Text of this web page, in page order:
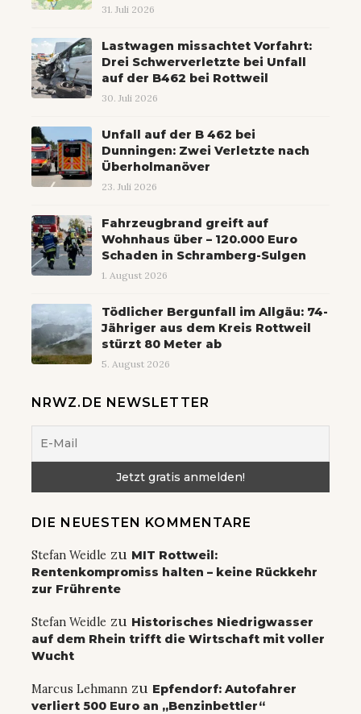
31. Juli 2026
Lastwagen missachtet Vorfahrt:
Drei Schwerverletzte bei Unfall
auf der B462 bei Rottweil
30. Juli 2026
Unfall auf der B 462 bei
Dunningen: Zwei Verletzte nach
Überholmanöver
23. Juli 2026
Fahrzeugbrand greift auf
Wohnhaus über – 120.000 Euro
Schaden in Schramberg-Sulgen
1. August 2026
Tödlicher Bergunfall im Allgäu: 74-
Jähriger aus dem Kreis Rottweil
stürzt 80 Meter ab
5. August 2026
NRWZ.DE NEWSLETTER
DIE NEUESTEN KOMMENTARE
Stefan Weidle zu MIT Rottweil:
Rentenkompromiss halten – keine Rückkehr
zur Frührente
Stefan Weidle zu Historisches Niedrigwasser
auf dem Rhein trifft die Wirtschaft mit voller
Wucht
Marcus Lehmann zu Epfendorf: Autofahrer
verliert 500 Euro an „Benzinbettler“